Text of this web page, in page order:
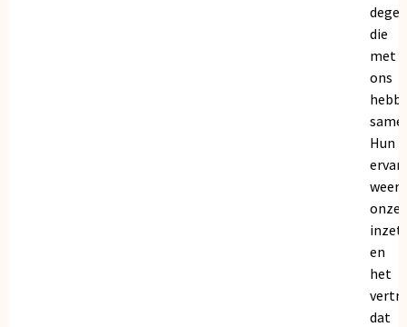
die
met
ons
Hun
onze
inzet
en
het
dat